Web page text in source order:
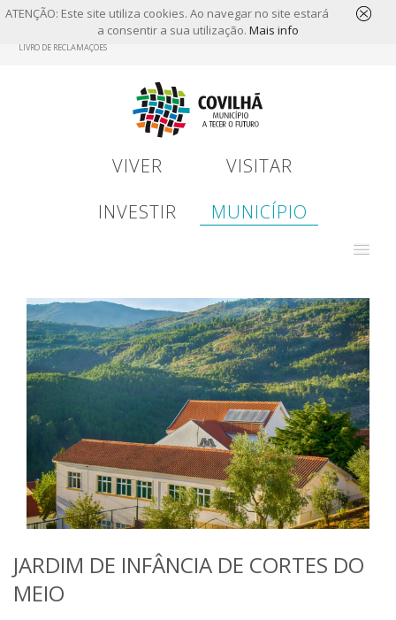
ATENÇÃO: Este site utiliza cookies. Ao navegar no site estará
a consentir a sua utilização. Mais info
LIVRO DE RECLAMAÇÕES
VIVER
VISITAR
INVESTIR
MUNICÍPIO
JARDIM DE INFÂNCIA DE CORTES DO
MEIO